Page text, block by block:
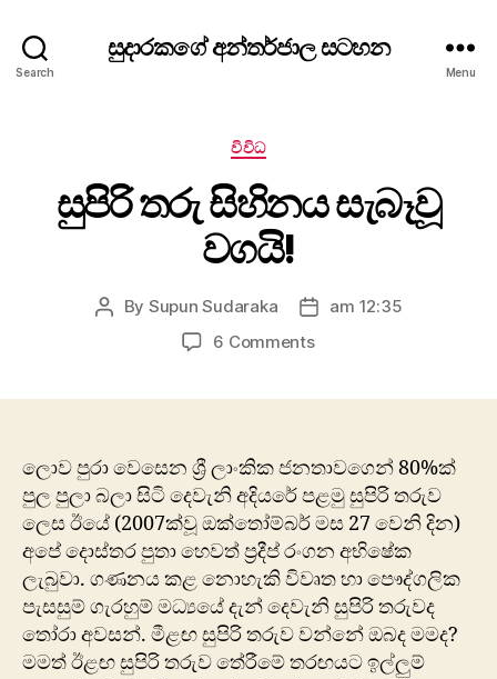
Search
සුදාරකගේ අන්තර්ජාල සටහන
Menu
Categories
විවිධ
සුපිරි තරු සිහිනය සැබෑවූ
වගයි!
Post
By Supun Sudaraka
Postam 12:35
6 Commentson
වගයි!
ලොව පුරා වෙසෙන ශ්‍රී ලාංකික ජනතාවගෙන් 80%ක්
පුල පුලා බලා සිටි දෙවැනි අදියරේ පළමු සුපිරි තරුව
ලෙස ඊයේ (2007ක්වූ ඔක්තෝම්බර් මස 27 වෙනි දින)
අපේ දොස්තර පුතා හෙවත් ප්‍රදීප් රංගන අභිෂේක
ලැබුවා. ගණනය කළ නොහැකි විවෘත හා පෞද්ගලික
පැසසුම් ගැරහුම් මධ්‍යයේ දැන් දෙවැනි සුපිරි තරුවද
තෝරා අවසන්. මීළඟ සුපිරි තරුව වන්නේ ඔබද මමද?
මමත් ඊළඟ සුපිරි තරුව තේරීමේ තරඟයට ඉල්ලුම්